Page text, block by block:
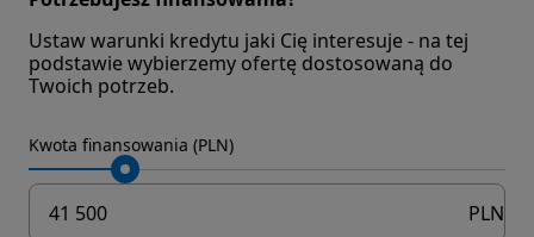
Ustaw warunki kredytu jaki Cię interesuje - na tej
podstawie wybierzemy ofertę dostosowaną do
Twoich potrzeb.
Kwota finansowania (PLN)
PLN